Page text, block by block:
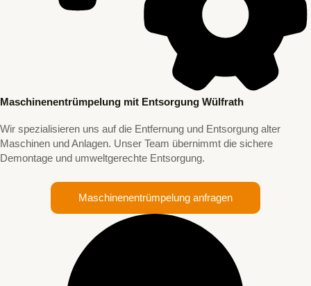
Maschinenentrümpelung mit Entsorgung Wülfrath
Wir spezialisieren uns auf die Entfernung und Entsorgung alter
Maschinen und Anlagen. Unser Team übernimmt die sichere
Demontage und umweltgerechte Entsorgung.
Maschinenentrümpelung anfragen